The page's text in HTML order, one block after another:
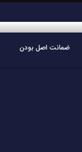
ضمانت اصل بودن